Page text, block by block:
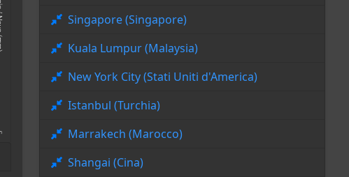
Singapore (Singapore)
Kuala Lumpur (Malaysia)
New York City (Stati Uniti d'America)
Istanbul (Turchia)
Marrakech (Marocco)
Shangai (Cina)